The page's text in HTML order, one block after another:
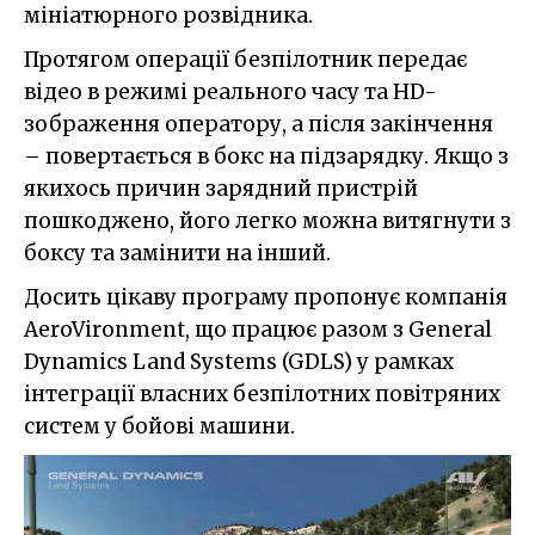
мініатюрного розвідника.
Протягом операції безпілотник передає
відео в режимі реального часу та HD-
зображення оператору, а після закінчення
– повертається в бокс на підзарядку. Якщо з
якихось причин зарядний пристрій
пошкоджено, його легко можна витягнути з
боксу та замінити на інший.
Досить цікаву програму пропонує компанія
AeroVironment, що працює разом з General
Dynamics Land Systems (GDLS) у рамках
інтеграції власних безпілотних повітряних
систем у бойові машини.